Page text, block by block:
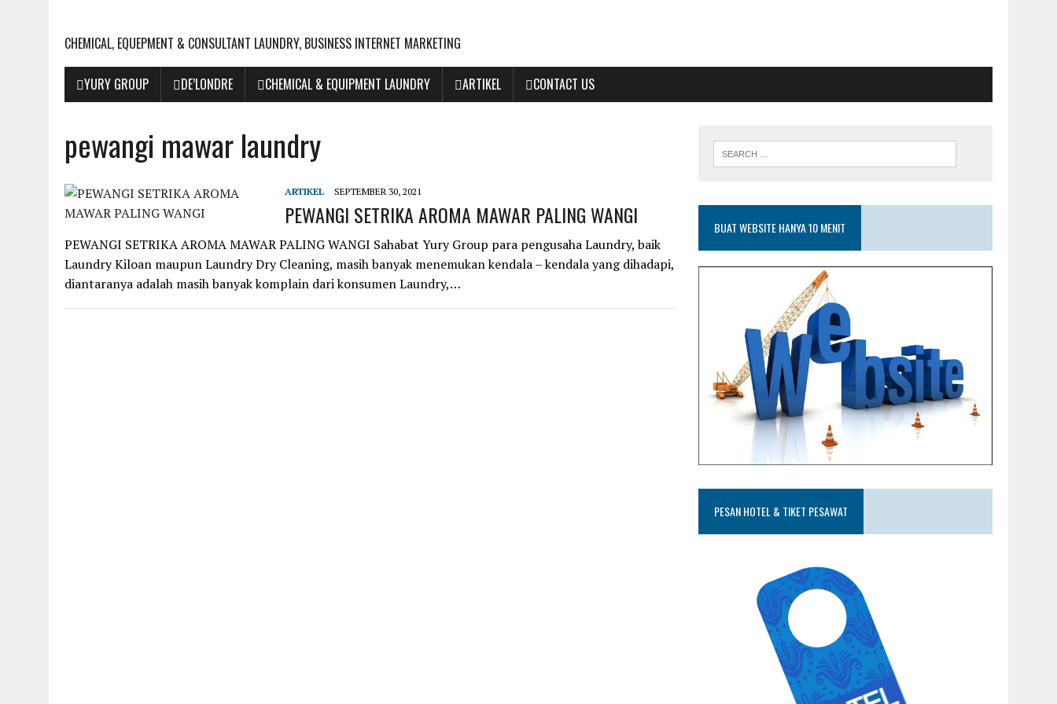
CHEMICAL, EQUEPMENT & CONSULTANT LAUNDRY, BUSINESS INTERNET MARKETING
YURY GROUP DE’LONDRE CHEMICAL & EQUIPMENT LAUNDRY ARTIKEL CONTACT US
pewangi mawar laundry
ARTIKEL SEPTEMBER 30, 2021
PEWANGI SETRIKA AROMA MAWAR PALING WANGI
PEWANGI SETRIKA AROMA MAWAR PALING WANGI Sahabat Yury Group para pengusaha Laundry, baik
Laundry Kiloan maupun Laundry Dry Cleaning, masih banyak menemukan kendala – kendala yang dihadapi,
diantaranya adalah masih banyak komplain dari konsumen Laundry,…
BUAT WEBSITE HANYA 10 MENIT
PESAN HOTEL & TIKET PESAWAT